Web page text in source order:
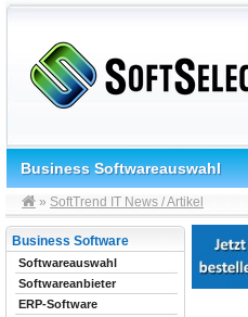
Business Softwareauswahl
» SoftTrend IT News / Artikel
Business Software
Softwareauswahl
Softwareanbieter
ERP-Software